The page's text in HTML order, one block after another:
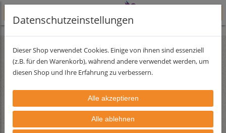
Lehmfarben Lehmfarbserie Forte Lehmstreichputz
Datenschutzeinstellungen
Dieser Shop verwendet Cookies. Einige von ihnen sind essenziell
(z.B. für den Warenkorb), während andere verwendet werden, um
diesen Shop und Ihre Erfahrung zu verbessern.